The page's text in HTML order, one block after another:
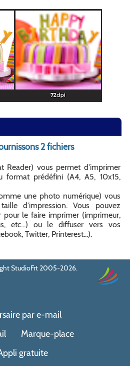
2 fichiers
Reader) vous permet d'imprimer
format prédéfini (A4, A5, 10x15,
une photo numérique) vous
d'impression. Vous pouvez
pour le faire imprimer (imprimeur,
etc...) ou le diffuser vers vos
Twitter, Printerest...).
StudioFrt 2005-2026.
par e-mail
Marque-place
gratuite